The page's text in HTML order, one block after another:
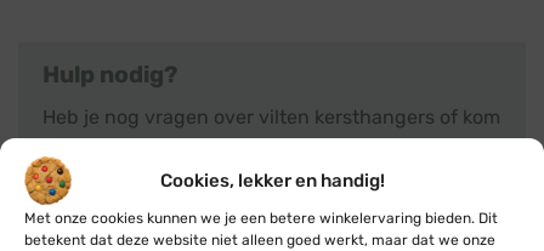
Cookies, lekker en handig!
Met onze cookies kunnen we je een betere winkelervaring bieden. Dit
betekent dat deze website niet alleen goed werkt, maar dat we onze
Hulp nodig?
Heb je nog vragen over vilten kersthangers of kom
met ons op, we helpen je graag met advies. Of klik
verder naar het overzicht met alle
kersthanger
producten.